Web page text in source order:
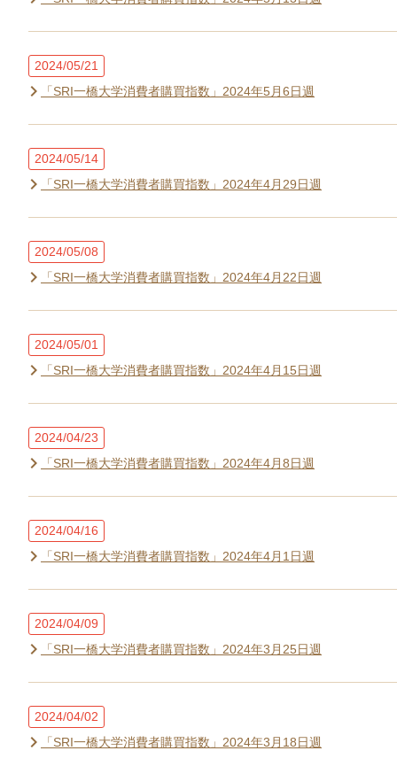
2024/05/21
「SRI一橋大学消費者購買指数」2024年5月6日週
2024/05/14
「SRI一橋大学消費者購買指数」2024年4月29日週
2024/05/08
「SRI一橋大学消費者購買指数」2024年4月22日週
2024/05/01
「SRI一橋大学消費者購買指数」2024年4月15日週
2024/04/23
「SRI一橋大学消費者購買指数」2024年4月8日週
2024/04/16
「SRI一橋大学消費者購買指数」2024年4月1日週
2024/04/09
「SRI一橋大学消費者購買指数」2024年3月25日週
2024/04/02
「SRI一橋大学消費者購買指数」2024年3月18日週